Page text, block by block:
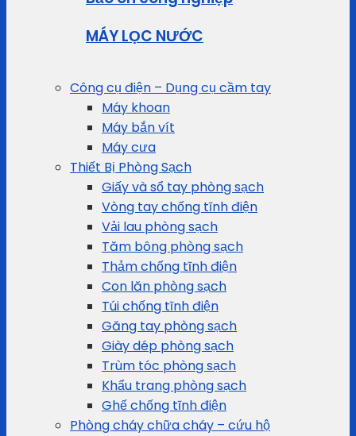
MÁY LỌC NƯỚC
Công cụ điện – Dụng cụ cầm tay
Máy khoan
Máy bắn vít
Máy cưa
Thiết Bị Phòng Sạch
Giấy và sổ tay phòng sạch
Vòng tay chống tĩnh điện
Vải lau phòng sạch
Tăm bông phòng sạch
Thảm chống tĩnh điện
Con lăn phòng sạch
Túi chống tĩnh điện
Găng tay phòng sạch
Giày dép phòng sạch
Trùm tóc phòng sạch
Khẩu trang phòng sạch
Ghế chống tĩnh điện
Phòng cháy chữa cháy – cứu hộ